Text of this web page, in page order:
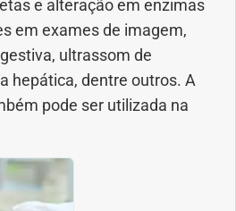
e alteração em enzimas
em exames de imagem,
ultrassom de
hepática, dentre outros. A
pode ser utilizada na